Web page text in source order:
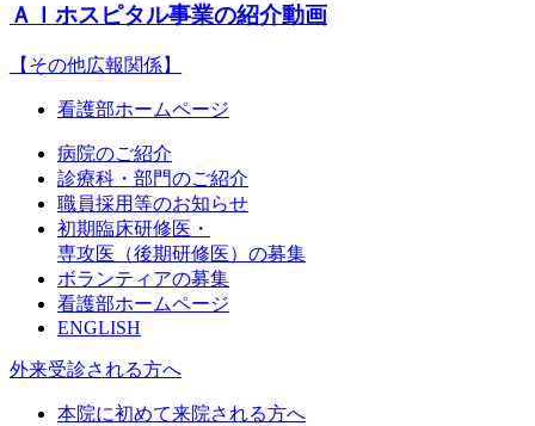
ＡＩホスピタル事業の紹介動画
【その他広報関係】
看護部ホームページ
病院のご紹介
診療科・部門のご紹介
職員採用等のお知らせ
初期臨床研修医・
専攻医（後期研修医）の募集
ボランティアの募集
看護部ホームページ
ENGLISH
外来受診される方へ
本院に初めて来院される方へ